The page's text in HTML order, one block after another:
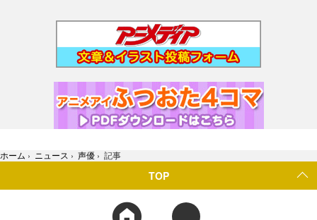
ホーム › ニュース › 声優 › 記事
TOP